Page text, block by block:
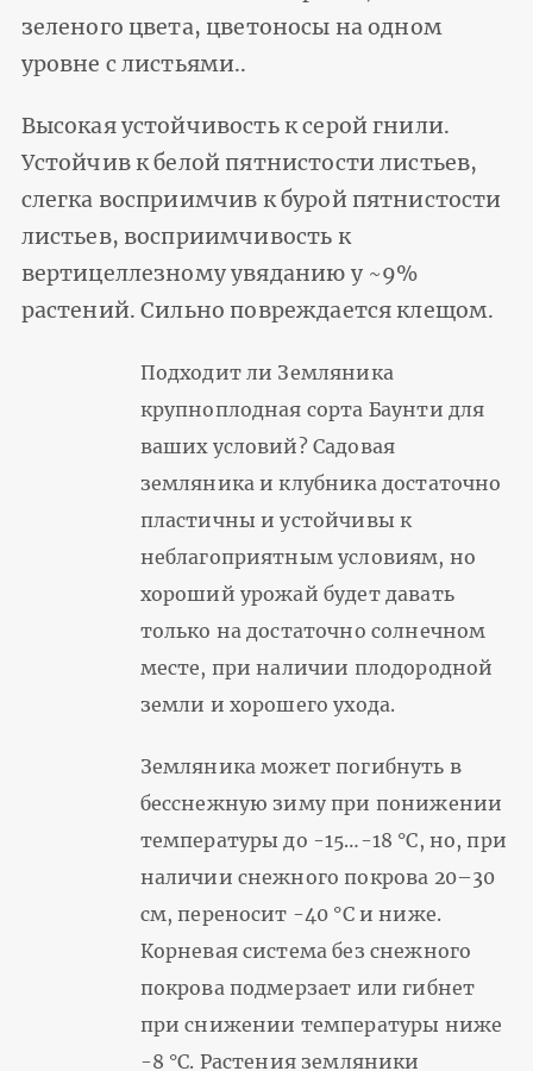
зеленого цвета, цветоносы на одном
уровне с листьями..
Высокая устойчивость к серой гнили.
Устойчив к белой пятнистости листьев,
слегка восприимчив к бурой пятнистости
листьев, восприимчивость к
вертицеллезному увяданию у ~9%
растений. Сильно повреждается клещом.
Подходит ли Земляника
крупноплодная сорта Баунти для
ваших условий? Садовая
земляника и клубника достаточно
пластичны и устойчивы к
неблагоприятным условиям, но
хороший урожай будет давать
только на достаточно солнечном
месте, при наличии плодородной
земли и хорошего ухода.
Земляника может погибнуть в
бесснежную зиму при понижении
температуры до -15…-18 °C, но, при
наличии снежного покрова 20–30
см, переносит -40 °C и ниже.
Корневая система без снежного
покрова подмерзает или гибнет
при снижении температуры ниже
-8 °C. Растения земляники